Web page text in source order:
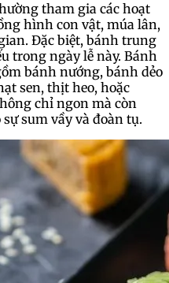
tham gia các hoạt
hình con vật, múa lân,
Đặc biệt, bánh trung
trong ngày lễ này. Bánh
bánh nướng, bánh dẻo
sen, thịt heo, hoặc
chỉ ngon mà còn
sum vầy và đoàn tụ.